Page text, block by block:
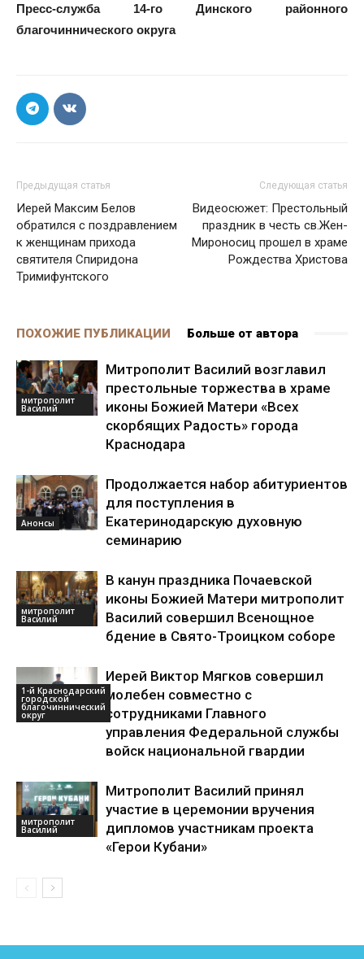
Пресс-служба 14-го Динского районного
благочиннического округа
Предыдущая статья
Иерей Максим Белов
обратился с поздравлением
к женщинам прихода
святителя Спиридона
Тримифунтского
Следующая статья
Видеосюжет: Престольный
праздник в честь св.Жен-
Мироносиц прошел в храме
Рождества Христова
ПОХОЖИЕ ПУБЛИКАЦИИ Больше от автора
митрополит
Василий
Митрополит Василий возглавил
престольные торжества в храме
иконы Божией Матери «Всех
скорбящих Радость» города
Краснодара
Анонсы
Продолжается набор абитуриентов
для поступления в
Екатеринодарскую духовную
семинарию
митрополит
Василий
В канун праздника Почаевской
иконы Божией Матери митрополит
Василий совершил Всенощное
бдение в Свято-Троицком соборе
1-й Краснодарский
городской
благочиннический
округ
Иерей Виктор Мягков совершил
молебен совместно с
сотрудниками Главного
управления Федеральной службы
войск национальной гвардии
митрополит
Василий
Митрополит Василий принял
участие в церемонии вручения
дипломов участникам проекта
«Герои Кубани»